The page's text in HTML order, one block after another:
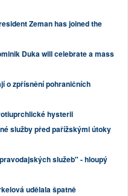
Zeman has joined the
Duka will celebrate a mass
o zpřísnění pohraničních
hysterii
služby před pařížskými útoky
služeb" - hloupý
udělala špatně